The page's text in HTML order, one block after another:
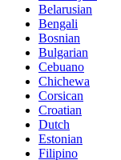
Belarusian
Bengali
Bosnian
Bulgarian
Cebuano
Chichewa
Corsican
Croatian
Dutch
Estonian
Filipino